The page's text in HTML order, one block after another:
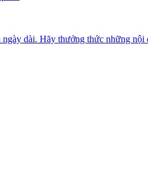
dài. Hãy thưởng thức những